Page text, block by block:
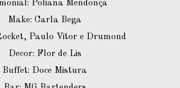
Poliana Mendonça
Make: Carla Bega
Paulo Vitor e Drumond
Decor: Flor de Lis
Buffet: Doce Mistura